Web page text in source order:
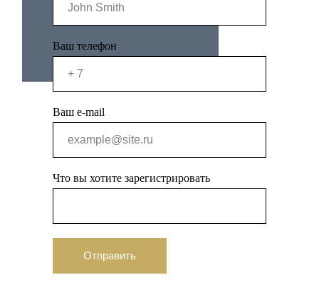
Ваш телефон
Ваш e-mail
Что вы хотите зарегистрировать
Отправить